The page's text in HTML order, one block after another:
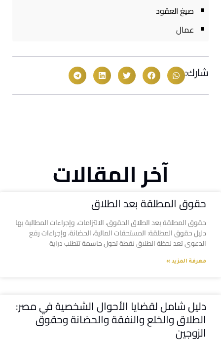
صيغ العقود
عمال
شارك:
آخر المقالات
حقوق المطلقة بعد الطلاق
حقوق المطلقة بعد الطلاق الحقوق، الالتزامات، وإجراءات المطالبة بها
دليل حقوق المطلقة: المستحقات المالية، الحضانة، وإجراءات رفع
الدعوى تعد لحظة الطلاق نقطة تحول حاسمة تتطلب دراية
معرفة المزيد »
دليل شامل لقضايا الأحوال الشخصية في مصر:
الطلاق والخلع والنفقة والحضانة وحقوق
الزوجين